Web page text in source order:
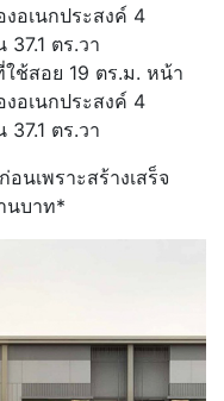
อเนกประสงค์ 4
ตร.วา
ช้สอย 19 ตร.ม. หน้า
อเนกประสงค์ 4
ตร.วา
นเพราะสร้างเสร็จ
นบาท*